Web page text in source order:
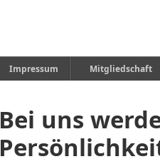
Impressum Mitgliedschaft
Bei uns